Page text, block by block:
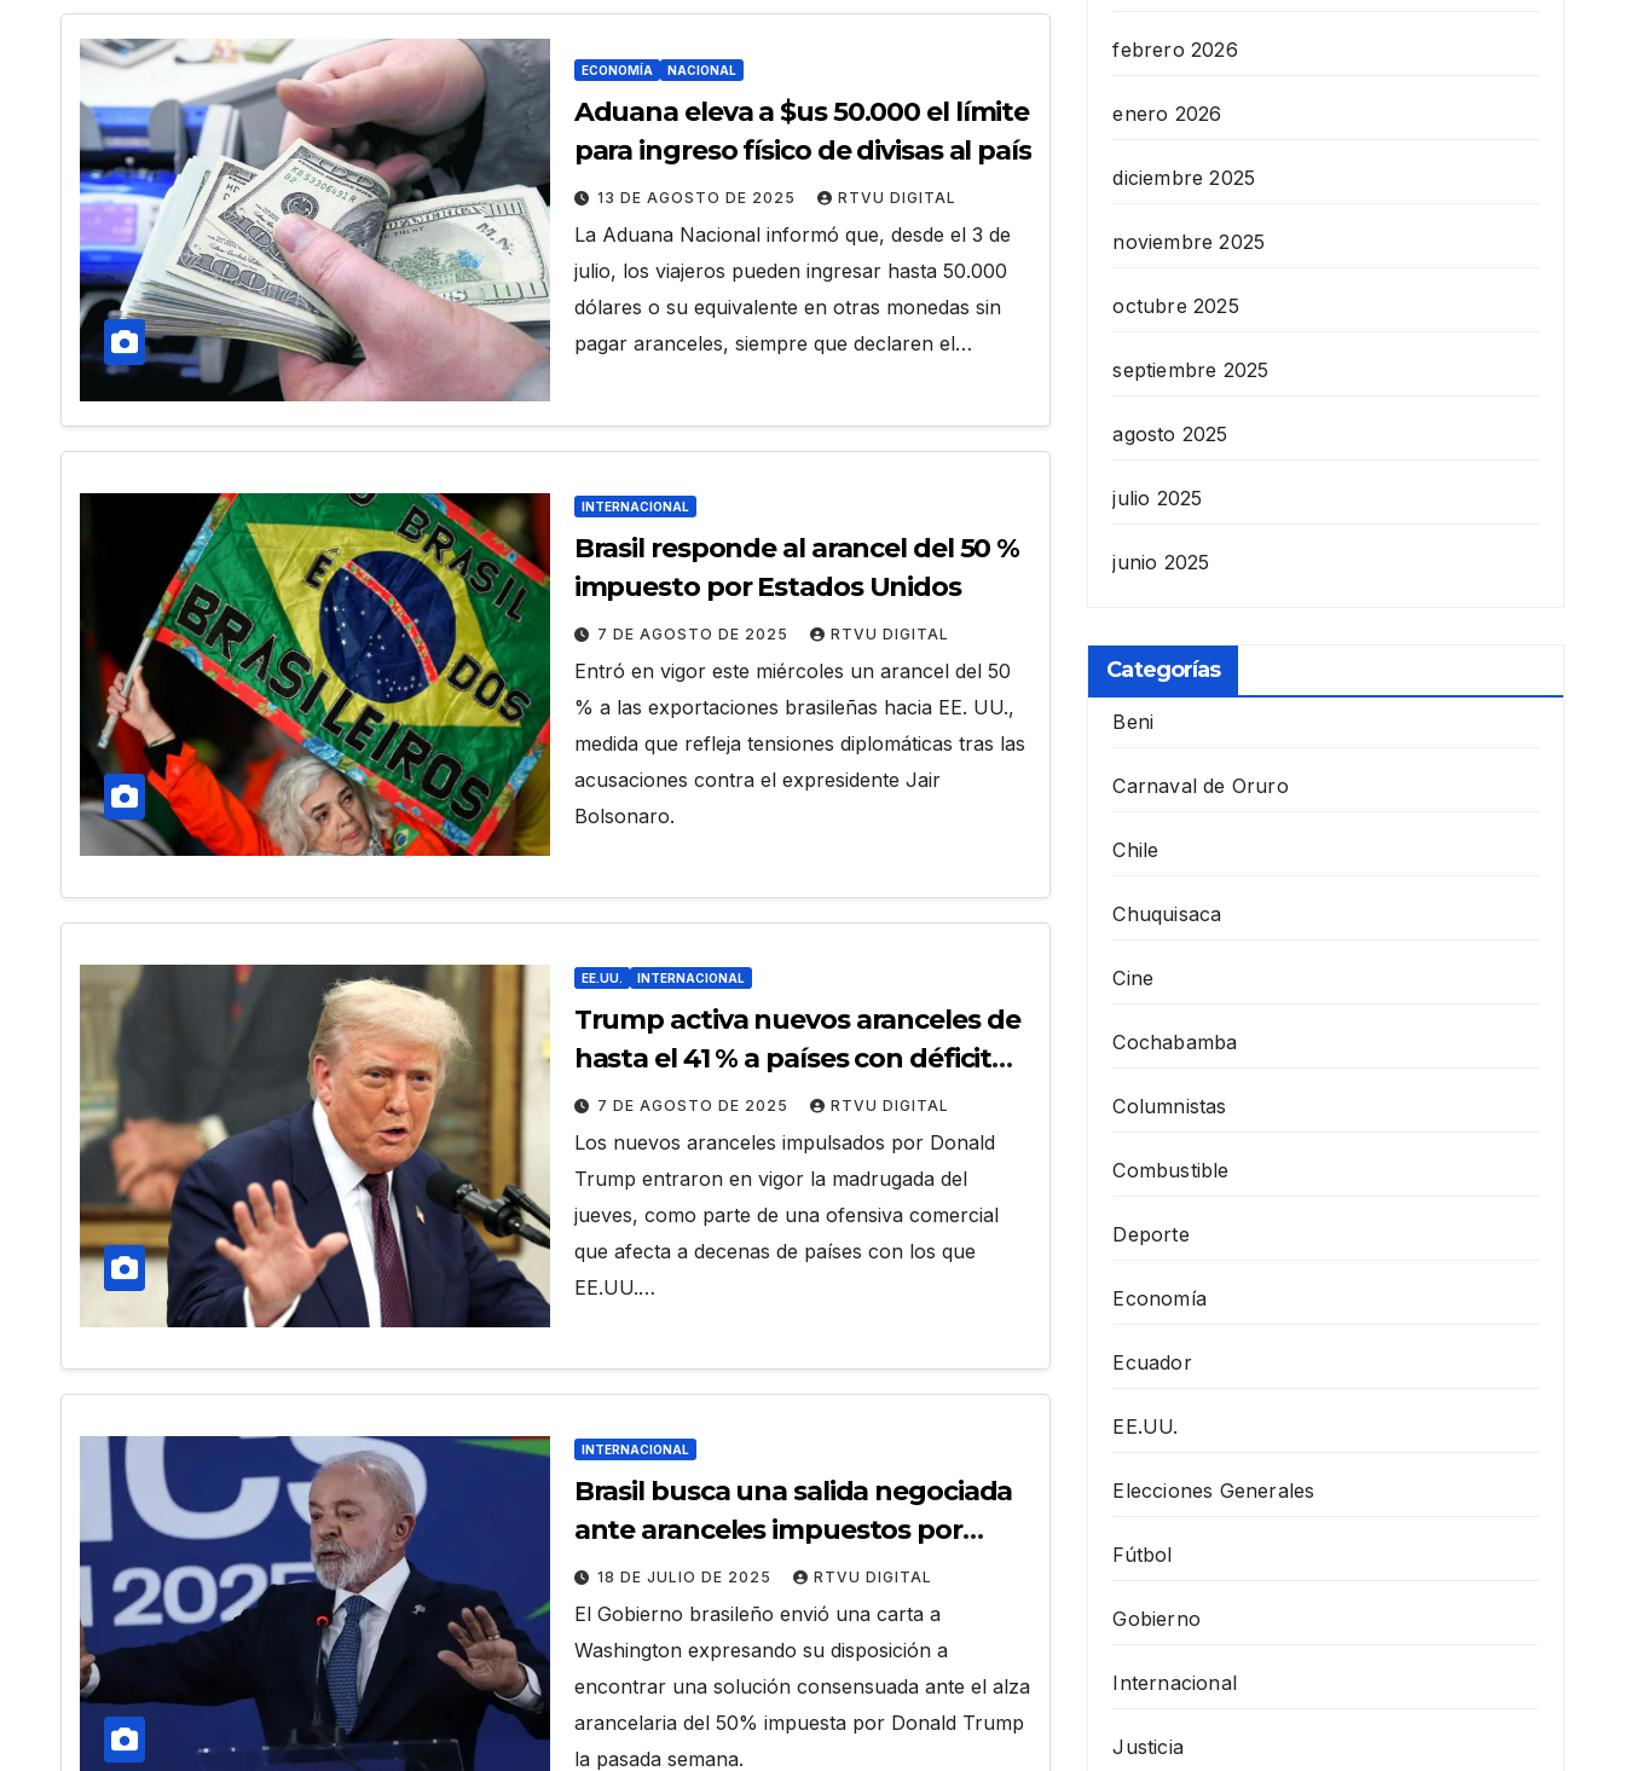
ECONOMÍA NACIONAL
Aduana eleva a $us 50.000 el límite
para ingreso físico de divisas al país
13 DE AGOSTO DE 2025 RTVU DIGITAL
La Aduana Nacional informó que, desde el 3 de
julio, los viajeros pueden ingresar hasta 50.000
dólares o su equivalente en otras monedas sin
pagar aranceles, siempre que declaren el…
INTERNACIONAL
Brasil responde al arancel del 50 %
impuesto por Estados Unidos
7 DE AGOSTO DE 2025 RTVU DIGITAL
Entró en vigor este miércoles un arancel del 50
% a las exportaciones brasileñas hacia EE. UU.,
medida que refleja tensiones diplomáticas tras las
acusaciones contra el expresidente Jair
Bolsonaro.
EE.UU. INTERNACIONAL
Trump activa nuevos aranceles de
hasta el 41 % a países con déficit
comercial con EE.UU.
7 DE AGOSTO DE 2025 RTVU DIGITAL
Los nuevos aranceles impulsados por Donald
Trump entraron en vigor la madrugada del
jueves, como parte de una ofensiva comercial
que afecta a decenas de países con los que
EE.UU.…
INTERNACIONAL
Brasil busca una salida negociada
ante aranceles impuestos por
Estados Unidos
18 DE JULIO DE 2025 RTVU DIGITAL
El Gobierno brasileño envió una carta a
Washington expresando su disposición a
encontrar una solución consensuada ante el alza
arancelaria del 50% impuesta por Donald Trump
la pasada semana.
febrero 2026
enero 2026
diciembre 2025
noviembre 2025
octubre 2025
septiembre 2025
agosto 2025
julio 2025
junio 2025
Categorías
Beni
Carnaval de Oruro
Chile
Chuquisaca
Cine
Cochabamba
Columnistas
Combustible
Deporte
Economía
Ecuador
EE.UU.
Elecciones Generales
Fútbol
Gobierno
Internacional
Justicia